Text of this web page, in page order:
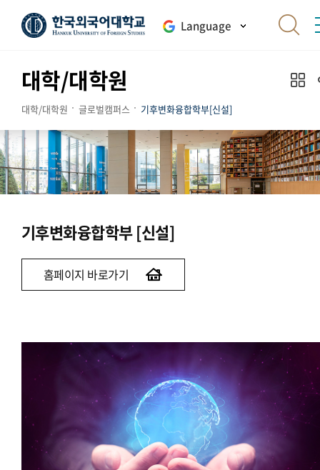
Language
대학/대학원
대학/대학원 글로벌캠퍼스 기후변화융합학부[신설]
기후변화융합학부 [신설]
홈페이지 바로가기